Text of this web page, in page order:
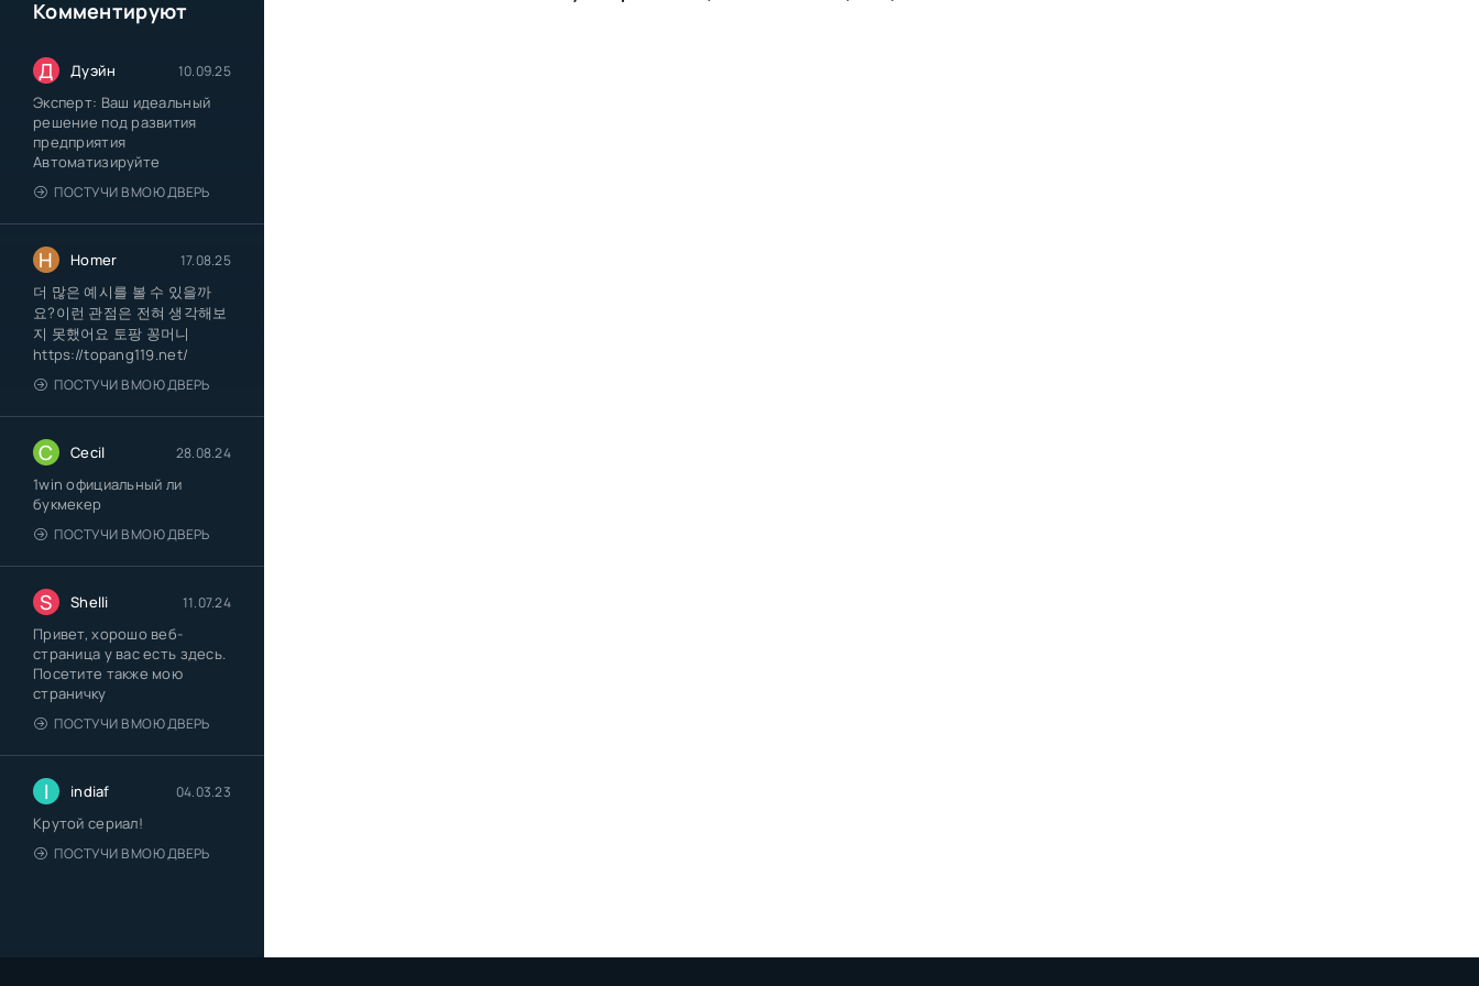
Комментируют
Д Дуэйн 10.09.25
Эксперт: Ваш идеальный
решение под развития
предприятия
Автоматизируйте
ПОСТУЧИ В МОЮ ДВЕРЬ
H Homer 17.08.25
더 많은 예시를 볼 수 있을까
요?이런 관점은 전혀 생각해보
지 못했어요 토팡 꽁머니
https://topang119.net/
ПОСТУЧИ В МОЮ ДВЕРЬ
C Cecil 28.08.24
1win официальный ли
букмекер
ПОСТУЧИ В МОЮ ДВЕРЬ
S Shelli 11.07.24
Привет, хорошо веб-
страница у вас есть здесь.
Посетите также мою
страничку
ПОСТУЧИ В МОЮ ДВЕРЬ
I indiaf 04.03.23
Крутой сериал!
ПОСТУЧИ В МОЮ ДВЕРЬ